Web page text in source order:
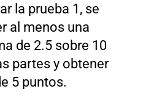
la prueba 1, se
al menos una
de 2.5 sobre 10
partes y obtener
5 puntos.